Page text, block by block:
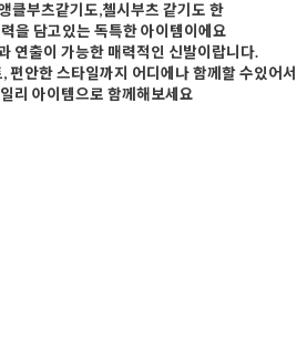
클부츠같기도,첼시부츠 같기도 한
을 담고있는 독특한 아이템이에요
연출이 가능한 매력적인 신발이랍니다.
편안한 스타일까지 어디에나 함께할 수있어서
리 아이템으로 함께해보세요